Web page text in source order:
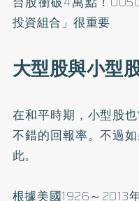
投資組合」很重要
大型股與小型
在和平時期，小型股
不錯的回報率。不過
此。
根據美國1926～2013